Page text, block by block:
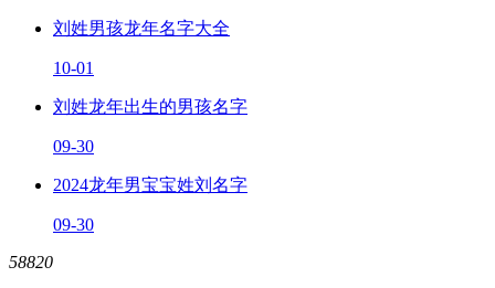
刘姓男孩龙年名字大全
10-01
刘姓龙年出生的男孩名字
09-30
2024龙年男宝宝姓刘名字
09-30
58820